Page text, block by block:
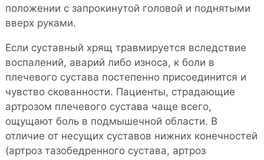
положении с запрокинутой головой и поднятыми
вверх руками.
Если суставный хрящ травмируется вследствие
воспалений, аварий либо износа, к боли в
плечевого сустава постепенно присоединится и
чувство скованности. Пациенты, страдающие
артрозом плечевого сустава чаще всего,
ощущают боль в подмышечной области. В
отличие от несущих суставов нижних конечностей
(артроз тазобедренного сустава, артроз